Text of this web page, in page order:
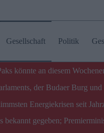
Gesellschaft Politik
könnte an diesem
der Budaer Burg
Energiekrisen seit
gegeben;